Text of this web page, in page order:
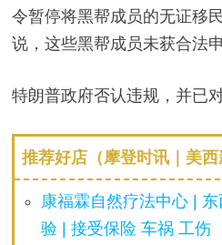
令暂停将黑帮成员的无证移
说，这些黑帮成员未获合法申
特朗普政府否认违规，并已
推荐好店（摩登时讯｜美西
康福霖自然疗法中心 |
验 | 接受保险 车祸 工伤